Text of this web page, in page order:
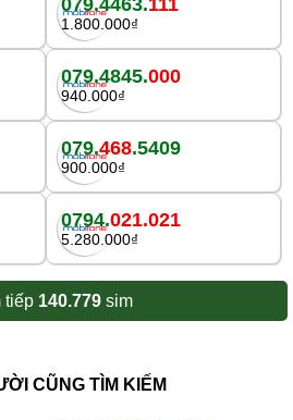
079.4463.111
1.800.000₫
079.4845.000
940.000₫
079.468.5409
900.000₫
0794.021.021
5.280.000₫
tiếp 140.779 sim
CŨNG TÌM KIẾM